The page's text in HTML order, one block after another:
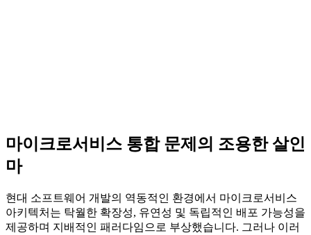
마이크로서비스 통합 문제의 조용한 살인
마
현대 소프트웨어 개발의 역동적인 환경에서 마이크로서비스
아키텍처는 탁월한 확장성, 유연성 및 독립적인 배포 가능성을
제공하며 지배적인 패러다임으로 부상했습니다. 그러나 이러